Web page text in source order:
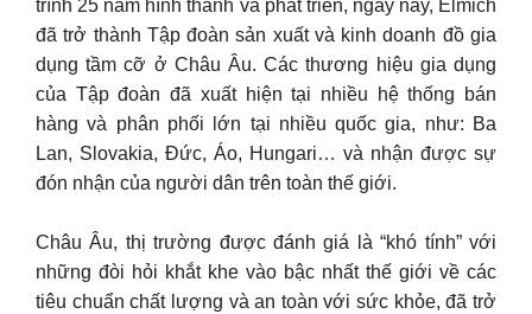
trình 25 năm hình thành và phát triển, ngày nay, Elmich
đã trở thành Tập đoàn sản xuất và kinh doanh đồ gia
dụng tầm cỡ ở Châu Âu. Các thương hiệu gia dụng
của Tập đoàn đã xuất hiện tại nhiều hệ thống bán
hàng và phân phối lớn tại nhiều quốc gia, như: Ba
Lan, Slovakia, Đức, Áo, Hungari… và nhận được sự
đón nhận của người dân trên toàn thế giới.
Châu Âu, thị trường được đánh giá là “khó tính” với
những đòi hỏi khắt khe vào bậc nhất thế giới về các
tiêu chuẩn chất lượng và an toàn với sức khỏe, đã trở